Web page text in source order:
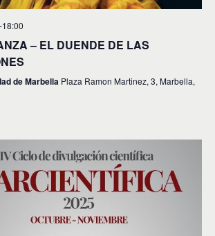
– EL DUENDE DE LAS
de Marbella Plaza Ramon Martinez, 3, Marbella,